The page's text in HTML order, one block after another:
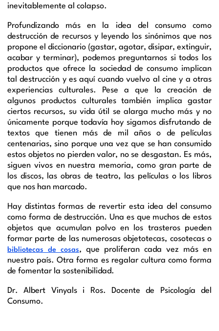
inevitablemente al colapso.
Profundizando más en la idea del consumo como
destrucción de recursos y leyendo los sinónimos que nos
propone el diccionario (gastar, agotar, disipar, extinguir,
acabar y terminar), podemos preguntarnos si todos los
productos que ofrece la sociedad de consumo implican
tal destrucción y es aquí cuando vuelvo al cine y a otras
experiencias culturales. Pese a que la creación de
algunos productos culturales también implica gastar
ciertos recursos, su vida útil se alarga mucho más y no
únicamente porque todavía hoy sigamos disfrutando de
textos que tienen más de mil años o de películas
centenarias, sino porque una vez que se han consumido
estos objetos no pierden valor, no se desgastan. Es más,
siguen vivos en nuestra memoria, como gran parte de
los discos, las obras de teatro, las películas o los libros
que nos han marcado.
Hay distintas formas de revertir esta idea del consumo
como forma de destrucción. Una es que muchos de estos
objetos que acumulan polvo en los trasteros pueden
formar parte de las numerosas objetotecas, cosotecas o
bibliotecas de cosas, que proliferan cada vez más en
nuestro país. Otra forma es regalar cultura como forma
de fomentar la sostenibilidad.
Dr. Albert Vinyals i Ros. Docente de Psicología del
Consumo.